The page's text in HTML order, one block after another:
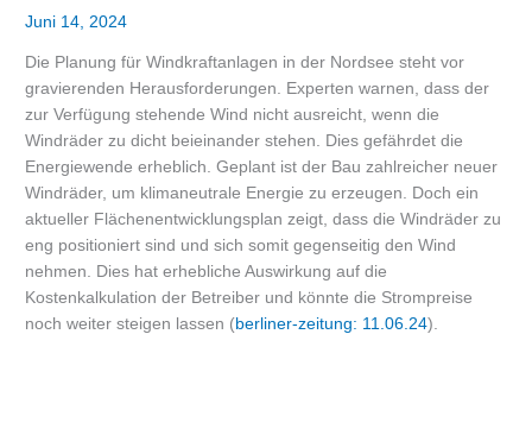
Juni 14, 2024
Die Planung für Windkraftanlagen in der Nordsee steht vor
gravierenden Herausforderungen. Experten warnen, dass der
zur Verfügung stehende Wind nicht ausreicht, wenn die
Windräder zu dicht beieinander stehen. Dies gefährdet die
Energiewende erheblich. Geplant ist der Bau zahlreicher neuer
Windräder, um klimaneutrale Energie zu erzeugen. Doch ein
aktueller Flächenentwicklungsplan zeigt, dass die Windräder zu
eng positioniert sind und sich somit gegenseitig den Wind
nehmen. Dies hat erhebliche Auswirkung auf die
Kostenkalkulation der Betreiber und könnte die Strompreise
noch weiter steigen lassen (berliner-zeitung: 11.06.24).